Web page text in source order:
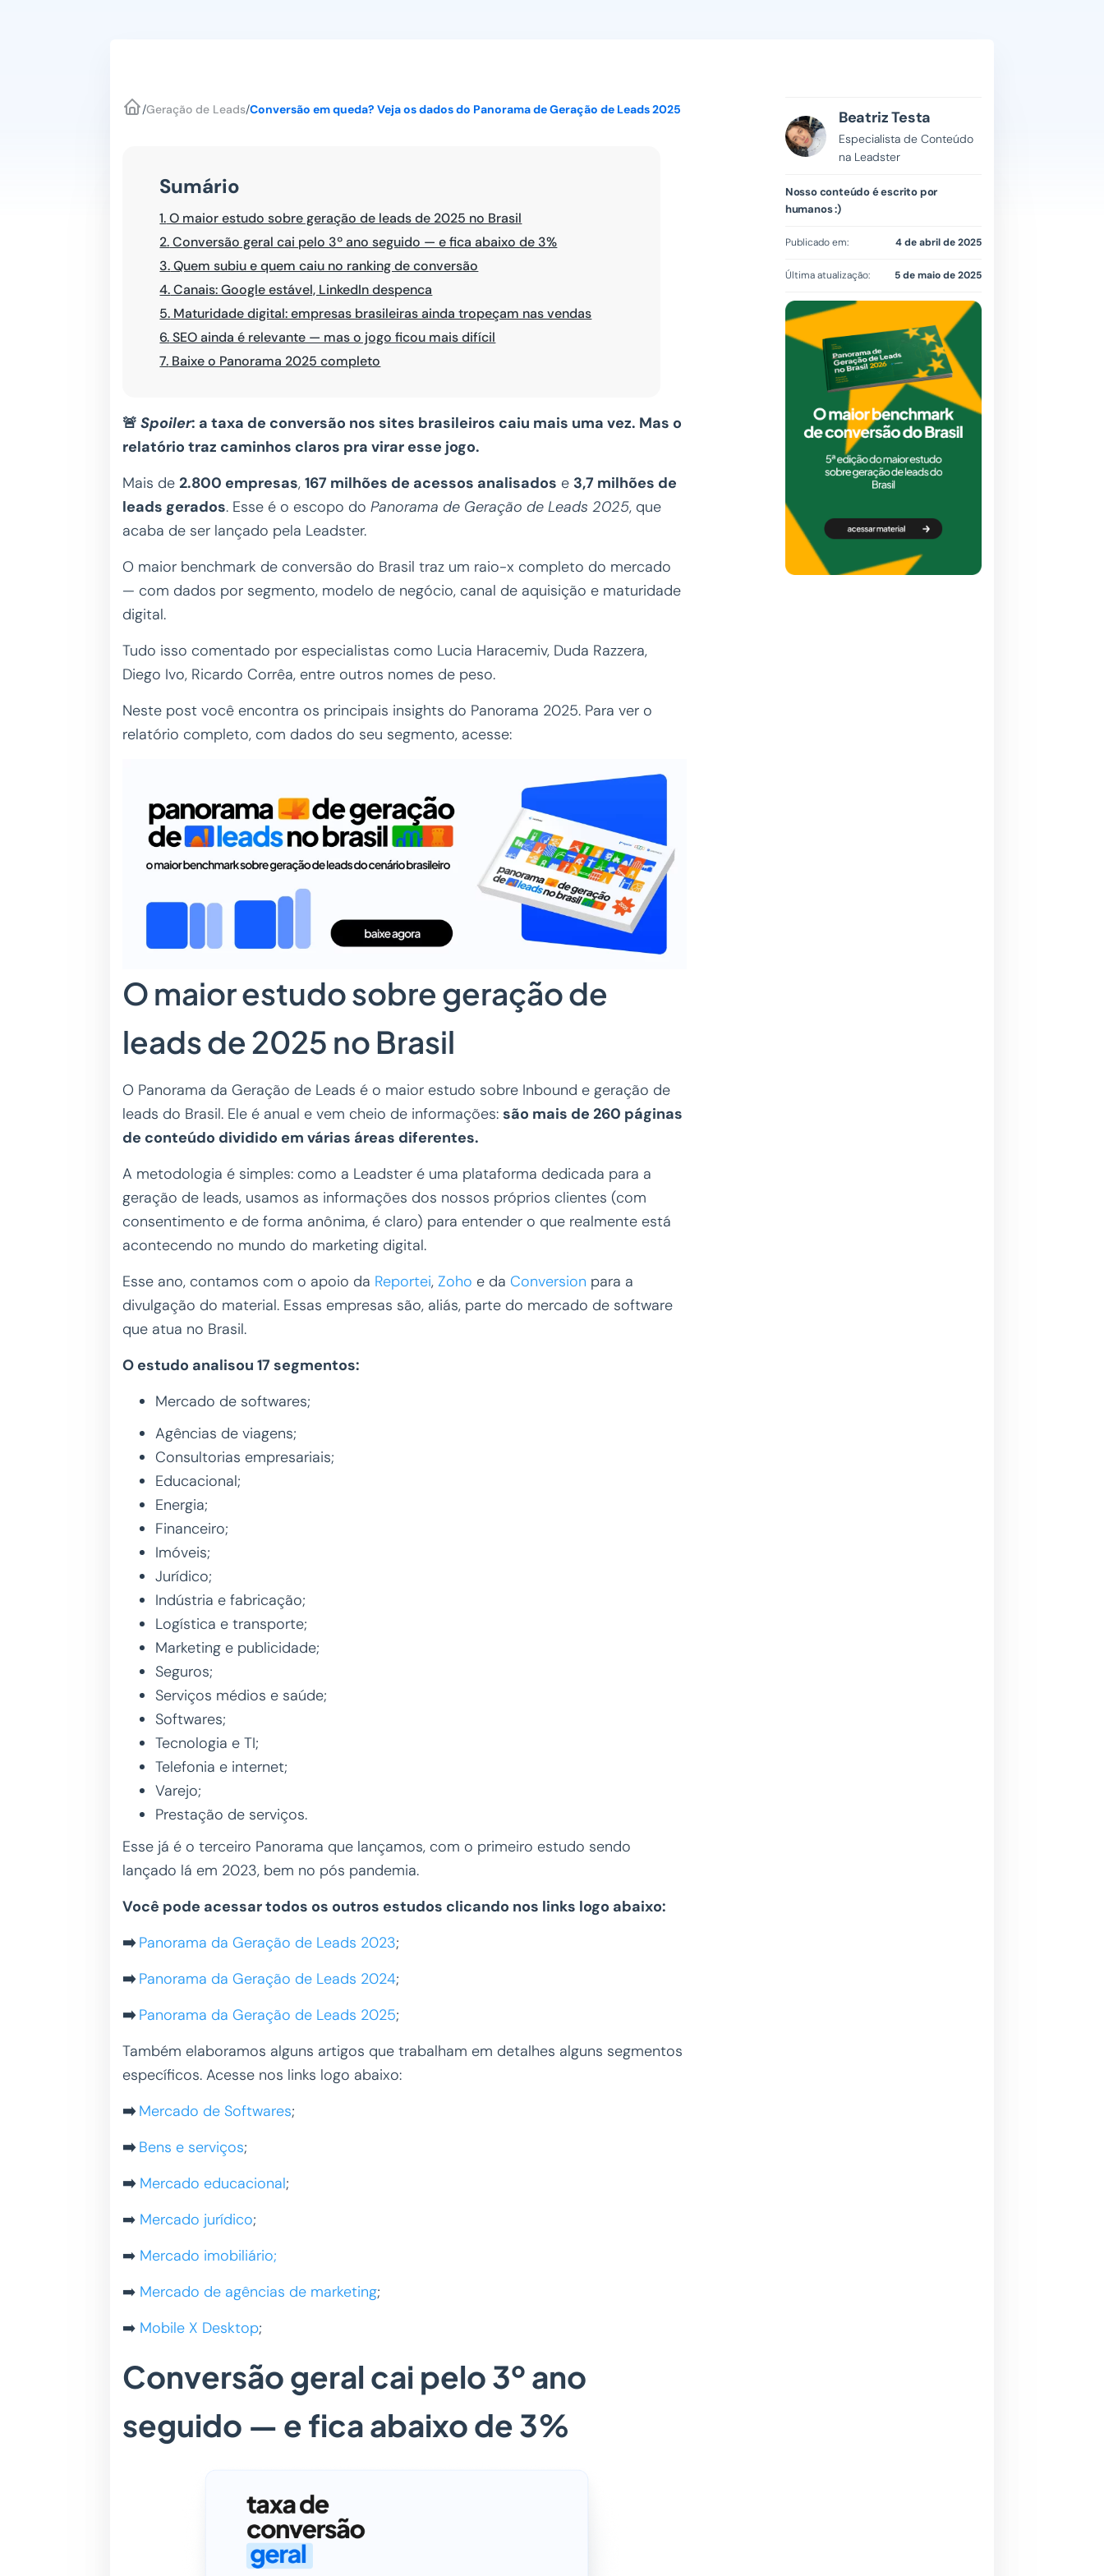
/Geração de Leads/Conversão em queda? Veja os dados do Panorama de Geração de Leads 2025
Sumário
1.O maior estudo sobre geração de leads de 2025 no Brasil
2.Conversão geral cai pelo 3º ano seguido — e fica abaixo de 3%
3.Quem subiu e quem caiu no ranking de conversão
4.Canais: Google estável, LinkedIn despenca
5. Maturidade digital: empresas brasileiras ainda tropeçam nas vendas
6.SEO ainda é relevante — mas o jogo ficou mais difícil
7. Baixe o Panorama 2025 completo
🚨Spoiler: a taxa de conversão nos sites brasileiros caiu mais uma vez. Mas o
relatório traz caminhos claros pra virar esse jogo.
Mais de2.800 empresas,167 milhões de acessos analisados e 3,7 milhões de
leads gerados. Esse é o escopo doPanorama de Geração de Leads 2025, que
acaba de ser lançado pela Leadster.
O maior benchmark de conversão do Brasil traz um raio-x completo do mercado
— com dados por segmento, modelo de negócio, canal de aquisição e maturidade
digital.
Tudo isso comentado por especialistas como Lucia Haracemiv, Duda Razzera,
Diego Ivo, Ricardo Corrêa, entre outros nomes de peso.
Neste post você encontra os principais insights do Panorama 2025. Para ver o
relatório completo, com dados do seu segmento, acesse:
O maior estudo sobre geração de
leads de 2025 no Brasil
O Panorama da Geração de Leads é o maior estudo sobre Inbound e geração de
leads do Brasil. Ele é anual e vem cheio de informações:são mais de 260 páginas
de conteúdo dividido em várias áreas diferentes.
A metodologia é simples: como a Leadster é uma plataforma dedicada para a
geração de leads, usamos as informações dos nossos próprios clientes (com
consentimento e de forma anônima, é claro) para entender o que realmente está
acontecendo no mundo do marketing digital.
Esse ano, contamos com o apoio da Reportei,Zoho e da Conversion para a
divulgação do material. Essas empresas são, aliás, parte do mercado de software
que atua no Brasil.
O estudo analisou 17 segmentos:
Mercado de softwares;
Agências de viagens;
Consultorias empresariais;
Educacional;
Energia;
Financeiro;
Imóveis;
Jurídico;
Indústria e fabricação;
Logística e transporte;
Marketing e publicidade;
Seguros;
Serviços médios e saúde;
Softwares;
Tecnologia e TI;
Telefonia e internet;
Varejo;
Prestação de serviços.
Esse já é o terceiro Panorama que lançamos, com o primeiro estudo sendo
lançado lá em 2023, bem no pós pandemia.
Você pode acessar todos os outros estudos clicando nos links logo abaixo:
➡️Panorama da Geração de Leads 2023;
➡️Panorama da Geração de Leads 2024;
➡️Panorama da Geração de Leads 2025;
Também elaboramos alguns artigos que trabalham em detalhes alguns segmentos
específicos. Acesse nos links logo abaixo:
➡️Mercado de Softwares;
➡️Bens e serviços;
➡️ Mercado educacional;
➡️ Mercado jurídico;
➡️ Mercado imobiliário;
➡️ Mercado de agências de marketing;
➡️ Mobile X Desktop;
Conversão geral cai pelo 3º ano
seguido — e fica abaixo de 3%
Beatriz Testa
Especialista de Conteúdo
na Leadster
Nosso conteúdo é escrito por
humanos :)
Publicado em: 4 de abril de 2025
Última atualização: 5 de maio de 2025